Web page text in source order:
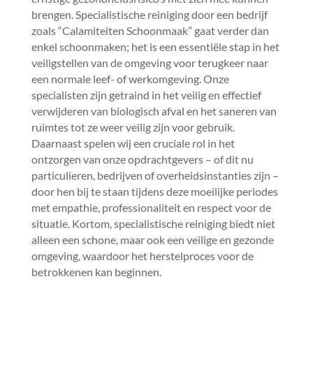
brengen.​ Specialistische reiniging door een bedrijf
zoals “Calamiteiten Schoonmaak” gaat verder dan
enkel schoonmaken; het is een essentiële stap in het
veiligstellen van de omgeving voor terugkeer naar
een normale leef- of werkomgeving.​ Onze
specialisten zijn getraind in het veilig en effectief
verwijderen van biologisch afval en het saneren van
ruimtes tot ze weer veilig zijn voor gebruik.​
Daarnaast spelen wij een cruciale rol in het
ontzorgen van onze opdrachtgevers – of dit nu
particulieren, bedrijven of overheidsinstanties zijn –
door hen bij te staan tijdens deze moeilijke periodes
met empathie, professionaliteit en respect voor de
situatie.​ Kortom, specialistische reiniging biedt niet
alleen een schone, maar ook een veilige en gezonde
omgeving, waardoor het herstelproces voor de
betrokkenen kan beginnen.​